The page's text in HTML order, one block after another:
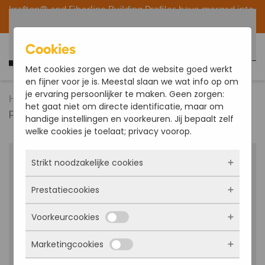
krafton® andFiberline Building Profileshave merged into
Home FRP Profiles
krafton FRP Handrail
profile
Cookies
Met cookies zorgen we dat de website goed werkt
en fijner voor je is. Meestal slaan we wat info op om
je ervaring persoonlijker te maken. Geen zorgen:
het gaat niet om directe identificatie, maar om
handige instellingen en voorkeuren. Jij bepaalt zelf
welke cookies je toelaat; privacy voorop.
Strikt noodzakelijke cookies
Deze cookies zorgen ervoor dat de website
überhaupt werkt. Ze zijn dus altijd actief en
kunnen niet worden uitgezet. Meestal worden
ze alleen geplaatst als jij iets doet, zoals
inloggen, een formulier invullen of je
privacyvoorkeuren opslaan. Je kunt je browser
Prestatiecookies
Met deze cookies zien we hoe vaak onze site
bezocht wordt, waar bezoekers vandaan
komen en welke pagina’s populair zijn. Zo
kunnen we de website blijven verbeteren.
Voorkeurcookies
Deze cookies onthouden jouw voorkeuren.
Bijvoorbeeld taalkeuze of ingevulde gegevens.
Marketingcookies